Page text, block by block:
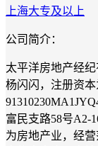
上海大专及以上
公司简介：
太平洋房地产经
杨闪闪，注册资
富民支路58号A2-
为房地产业，经